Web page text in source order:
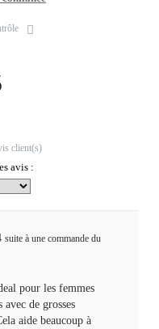
client(s)
avis :
suite à une commande du
pour les femmes
de grosses
aide beaucoup à